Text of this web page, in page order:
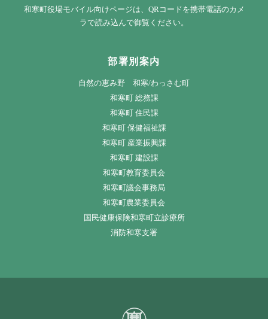
和寒町役場モバイル向けページは、QRコードを携帯電話のカメ
ラで読み込んで御覧ください。
部署別案内
自然の恵み野 和寒/わっさむ町
和寒町 総務課
和寒町 住民課
和寒町 保健福祉課
和寒町 産業振興課
和寒町 建設課
和寒町教育委員会
和寒町議会事務局
和寒町農業委員会
国民健康保険和寒町立診療所
消防和寒支署